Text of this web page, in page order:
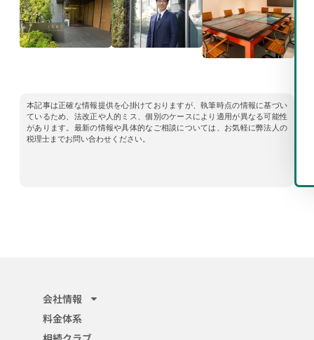
本記事は正確な情報提供を心掛けておりますが、執筆時点の情報に基づい
ているため、法改正や人的ミス、個別のケースにより適用が異なる可能性
があります。最新の情報や具体的なご相談については、お気軽に弊法人の
税理士までお問い合わせください。
会社情報
料金体系